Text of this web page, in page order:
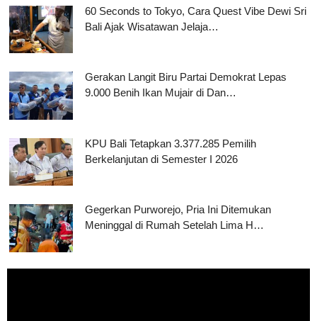
60 Seconds to Tokyo, Cara Quest Vibe Dewi Sri
Bali Ajak Wisatawan Jelaja…
Gerakan Langit Biru Partai Demokrat Lepas
9.000 Benih Ikan Mujair di Dan…
KPU Bali Tetapkan 3.377.285 Pemilih
Berkelanjutan di Semester I 2026
Gegerkan Purworejo, Pria Ini Ditemukan
Meninggal di Rumah Setelah Lima H…